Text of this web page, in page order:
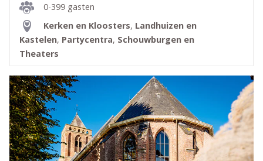
0-399 gasten
Kerken en Kloosters, Landhuizen en
Kastelen, Partycentra, Schouwburgen en
Theaters